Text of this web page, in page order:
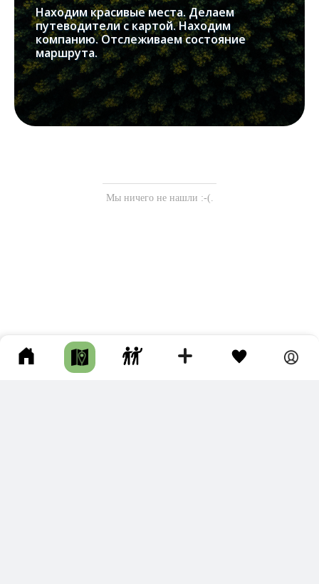
Находим красивые места. Делаем
путеводители с картой. Находим
компанию. Отслеживаем состояние
маршрута.
Мы ничего не нашли :-(.